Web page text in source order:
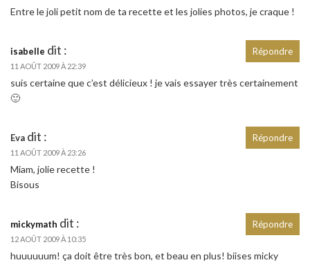
Entre le joli petit nom de ta recette et les jolies photos, je craque !
isabelle dit :
11 AOÛT 2009 À 22:39
suis certaine que c’est délicieux ! je vais essayer très certainement
🙂
Répondre
Eva dit :
11 AOÛT 2009 À 23:26
Miam, jolie recette !
Bisous
Répondre
mickymath dit :
12 AOÛT 2009 À 10:35
huuuuuum! ça doit être très bon, et beau en plus! biises micky
Répondre